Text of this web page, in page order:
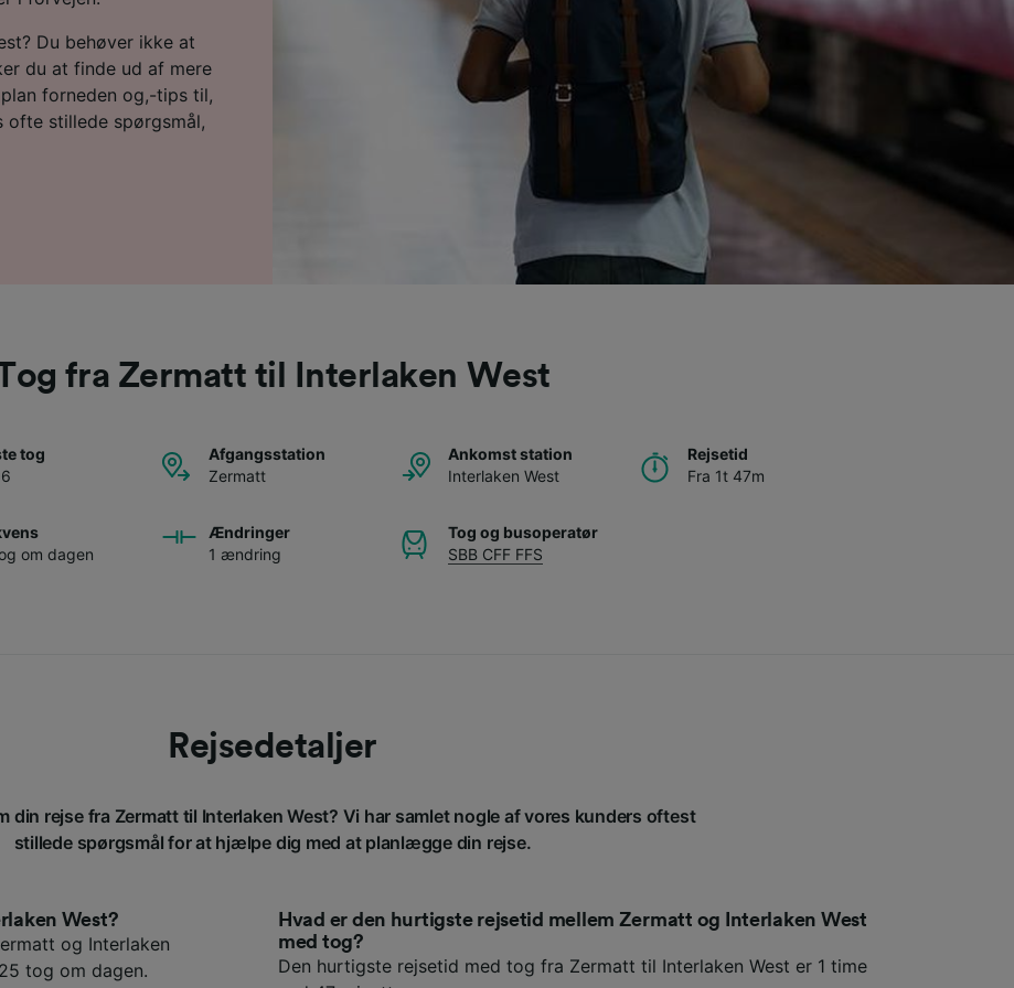
Du behøver ikke at
du at finde ud af mere
forneden og,-tips til,
stillede spørgsmål,
fra Zermatt til Interlaken West
tog
Afgangsstation
Zermatt
Ankomst station
Interlaken West
Rejsetid
Fra 1t 47m
om dagen
Ændringer
1 ændring
Tog og busoperatør
SBB CFF FFS
Rejsedetaljer
din rejse fra Zermatt til Interlaken West? Vi har samlet nogle af vores kunders oftest
stillede spørgsmål for at hjælpe dig med at planlægge din rejse.
West?
og Interlaken
tog om dagen.
Hvad er den hurtigste rejsetid mellem Zermatt og Interlaken West
med tog?
Den hurtigste rejsetid med tog fra Zermatt til Interlaken West er 1 time